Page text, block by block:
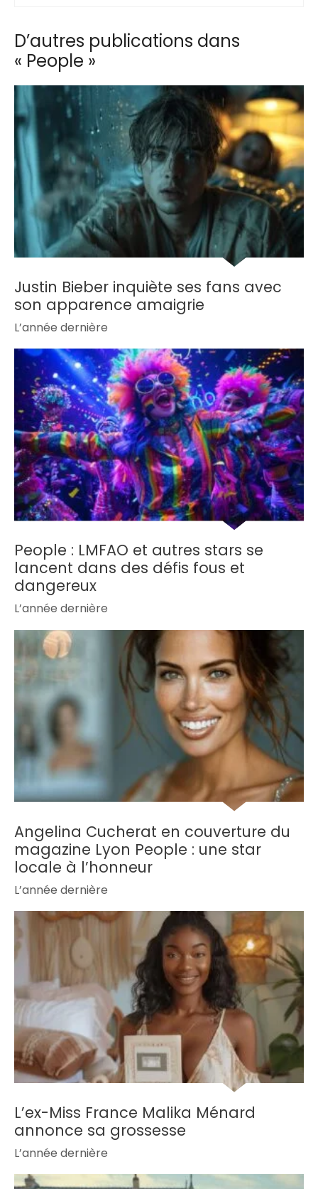
D’autres publications dans
« People »
Justin Bieber inquiète ses fans avec
son apparence amaigrie
L’année dernière
People : LMFAO et autres stars se
lancent dans des défis fous et
dangereux
L’année dernière
Angelina Cucherat en couverture du
magazine Lyon People : une star
locale à l’honneur
L’année dernière
L’ex-Miss France Malika Ménard
annonce sa grossesse
L’année dernière